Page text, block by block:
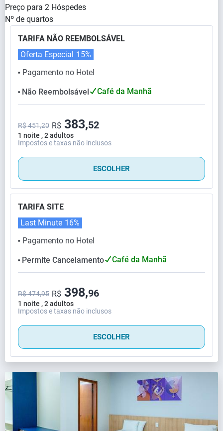
Preço para 2 Hóspedes
Nº de quartos
TARIFA NÃO REEMBOLSÁVEL
⬤ Pagamento no Hotel
Oferta Especial 15%
⬤ Não Reembolsável Café da Manhã
1 noite , 2 adultos
R$ 451,20 R$ 383,52
Impostos e taxas não inclusos
ESCOLHER
TARIFA SITE
⬤ Pagamento no Hotel
Last Minute 16%
⬤ Permite Cancelamento Café da Manhã
1 noite , 2 adultos
R$ 474,95 R$ 398,96
Impostos e taxas não inclusos
ESCOLHER